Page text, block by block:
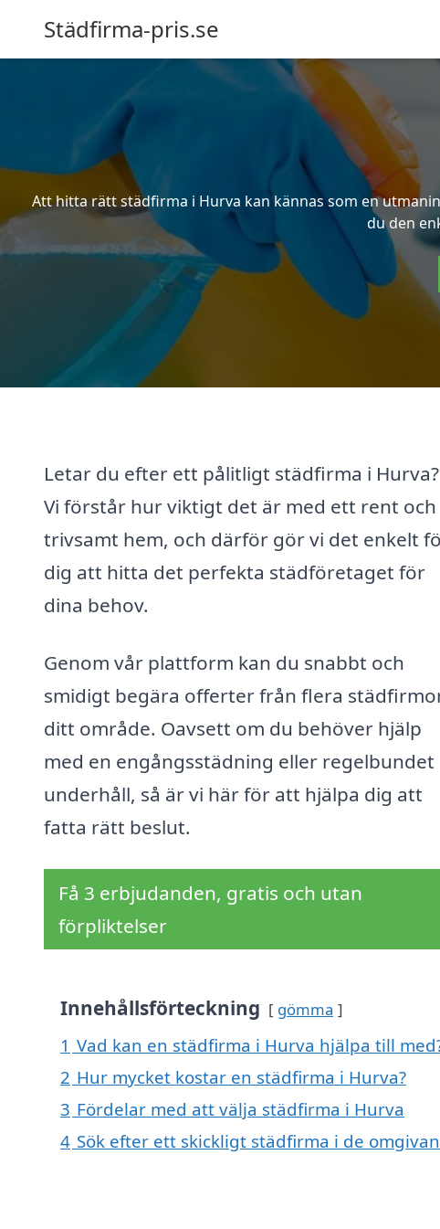
Städfirma-pris.se
Att hitta rätt städfirma i Hurva kan kännas som en
du den
Letar du efter ett pålitligt städfirma i Hurva?
Vi förstår hur viktigt det är med ett rent och
trivsamt hem, och därför gör vi det enkelt
dig att hitta det perfekta städföretaget för
dina behov.
Genom vår plattform kan du snabbt och
smidigt begära offerter från flera
ditt område. Oavsett om du behöver hjälp
med en engångsstädning eller regelbundet
underhåll, så är vi här för att hjälpa dig att
fatta rätt beslut.
Få 3 erbjudanden, gratis och utan
förpliktelser
Innehållsförteckning gömma
1 Vad kan en städfirma i Hurva hjälpa till
2 Hur mycket kostar en städfirma i Hurva?
3 Fördelar med att välja städfirma i Hurva
4 Sök efter ett skickligt städfirma i de